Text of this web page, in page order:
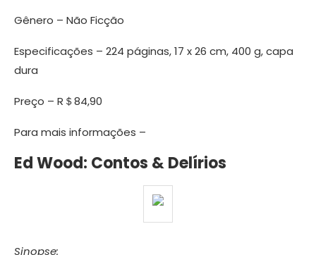
Gênero – Não Ficção
Especificações – 224 páginas, 17 x 26 cm, 400 g, capa
dura
Preço – R＄84,90
Para mais informações –
Ed Wood: Contos & Delírios
Sinopse: